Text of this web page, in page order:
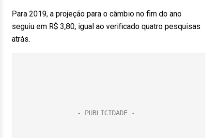
Para 2019, a projeção para o câmbio no fim do ano
seguiu em R$ 3,80, igual ao verificado quatro pesquisas
atrás.